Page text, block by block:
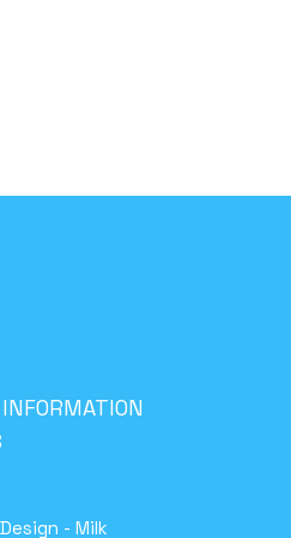
- Milk